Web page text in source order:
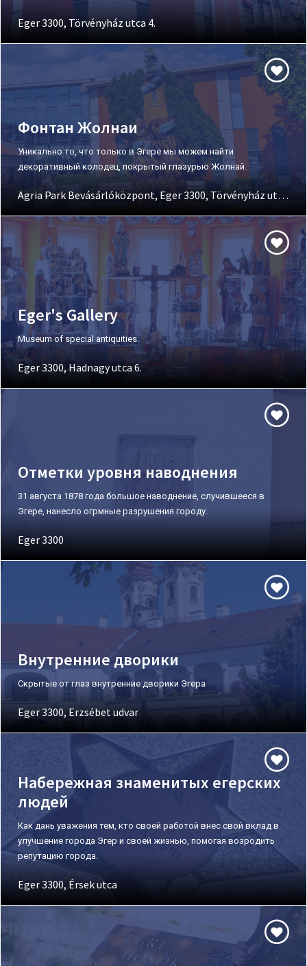
Eger 3300, Törvényház utca 4.
Фонтан Жолнаи
Уникально то, что только в Эгере мы можем найти
декоративный колодец, покрытый глазурью Жолнай.
Agria Park Bevásárlóközpont, Eger 3300, Törvényház utca 4.
Eger's Gallery
Museum of special antiquities.
Eger 3300, Hadnagy utca 6.
Отметки уровня наводнения
31 августа 1878 года большое наводнение, случившееся в
Эгере, нанесло огрмные разрушения городу.
Eger 3300
Внутренние дворики
Скрытые от глаз внутренние дворики Эгера
Eger 3300, Erzsébet udvar
Набережная знаменитых егерских
людей
Как дань уважения тем, кто своей работой внес свой вклад в
улучшение города Эгер и своей жизнью, помогая возродить
репутацию города.
Eger 3300, Érsek utca